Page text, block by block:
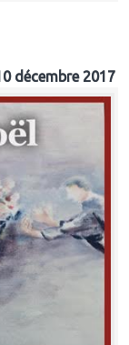
décembre 2017